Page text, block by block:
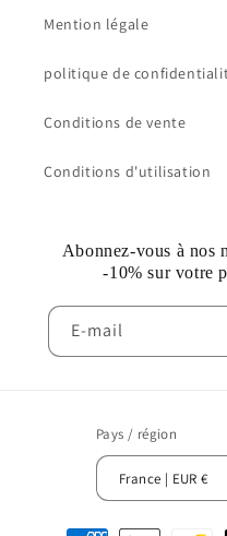
Mention légale
politique de
Conditions de vente
Conditions d'utilisation
Abonnez-vous à nos
-10% sur votre
E-mail
Pays / région
France | EUR €
Méthodes